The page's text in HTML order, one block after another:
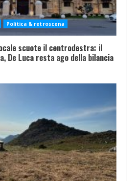
Politica & retroscena
scuote il centrodestra: il
De Luca resta ago della bilancia